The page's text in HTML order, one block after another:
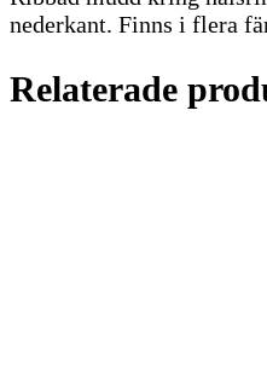
nederkant. Finns i flera
Relaterade